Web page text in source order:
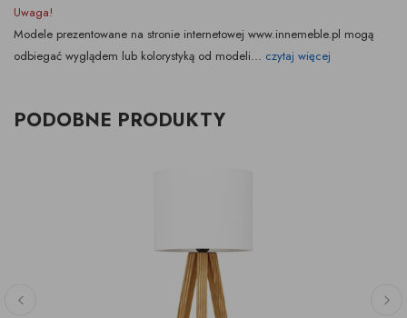
Uwaga!
Modele prezentowane na stronie internetowej www.innemeble.pl mogą
odbiegać wyglądem lub kolorystyką od modeli... czytaj więcej
PODOBNE PRODUKTY